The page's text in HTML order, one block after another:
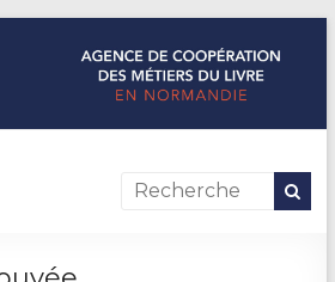
Livre & Lecture
des métiers du livre en Normandie